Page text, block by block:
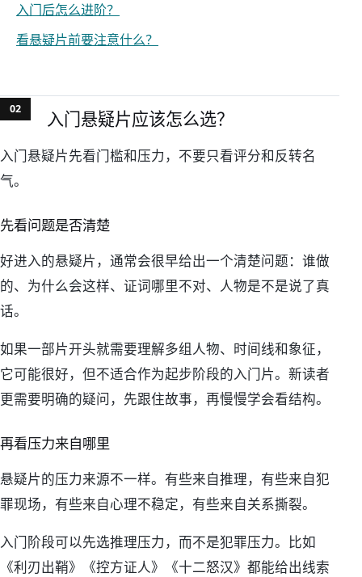
入门后怎么进阶？
看悬疑片前要注意什么？
入门悬疑片应该怎么选？
入门悬疑片先看门槛和压力，不要只看评分和反转名
气。
先看问题是否清楚
好进入的悬疑片，通常会很早给出一个清楚问题：谁做
的、为什么会这样、证词哪里不对、人物是不是说了真
话。
如果一部片开头就需要理解多组人物、时间线和象征，
它可能很好，但不适合作为起步阶段的入门片。新读者
更需要明确的疑问，先跟住故事，再慢慢学会看结构。
再看压力来自哪里
悬疑片的压力来源不一样。有些来自推理，有些来自犯
罪现场，有些来自心理不稳定，有些来自关系撕裂。
入门阶段可以先选推理压力，而不是犯罪压力。比如
《利刃出鞘》《控方证人》《十二怒汉》都能给出线索